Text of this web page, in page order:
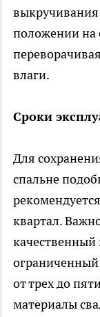
положении на
влаги.
Сроки
Для
спальне
квартал.
ограниченный
от трех до
материалы